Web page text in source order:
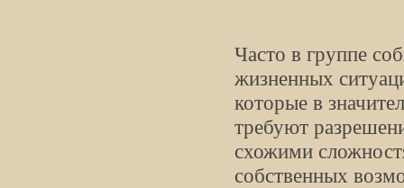
Часто в группе
жизненных
которые в
требуют
схожими
собственных